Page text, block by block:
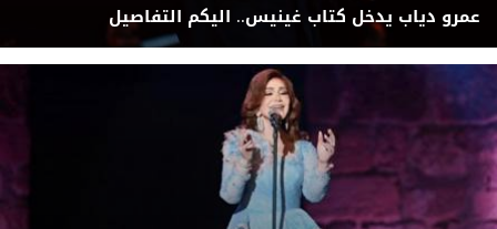
عمرو دياب يدخل كتاب غينيس.. اليكم التفاصيل